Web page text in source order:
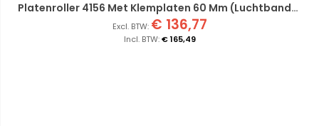
Platenroller 4156 Met Klemplaten 60 Mm (luchtbanden)
€ 165,49
€ 136,77